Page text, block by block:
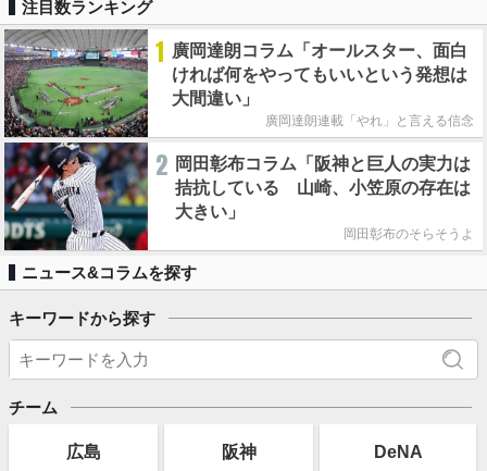
注目数ランキング
1 廣岡達朗コラム「オールスター、面白
ければ何をやってもいいという発想は
大間違い」
廣岡達朗連載「やれ」と言える信念
2 岡田彰布コラム「阪神と巨人の実力は
拮抗している 山崎、小笠原の存在は
大きい」
岡田彰布のそらそうよ
ニュース&コラムを探す
キーワードから探す
チーム
広島 阪神 DeNA